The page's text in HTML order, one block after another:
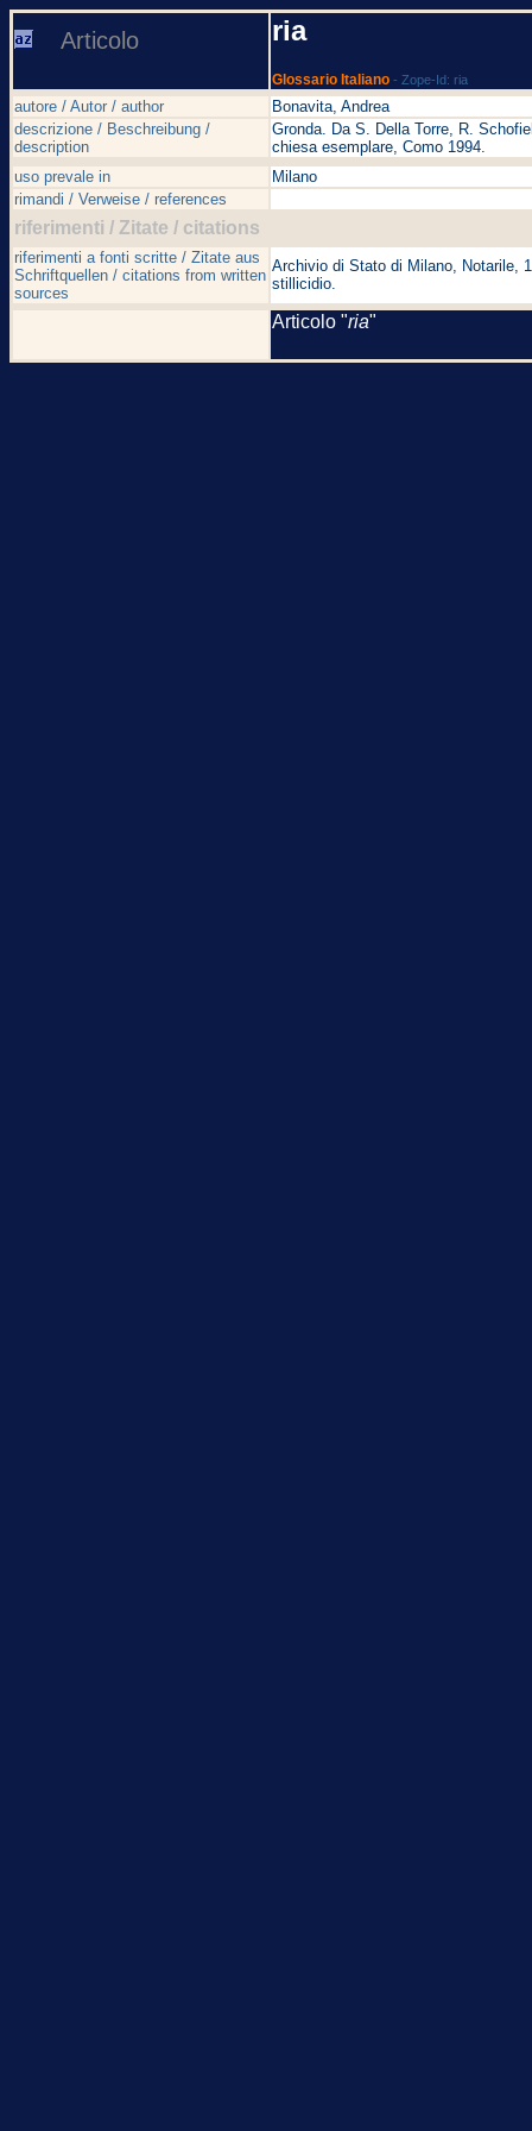
Articolo ria
Glossario Italiano - Zope-Id: ria
autore / Autor / author
Bonavita, Andrea
descrizione / Beschreibung /
description
Gronda. Da S. Della Torre, R.
chiesa esemplare, Como 1994.
uso prevale in
Milano
rimandi / Verweise / references
riferimenti / Zitate / citations
riferimenti a fonti scritte / Zitate aus
Schriftquellen / citations from written
sources
Archivio di Stato di Milano, Notarile,
stillicidio.
Articolo "ria"